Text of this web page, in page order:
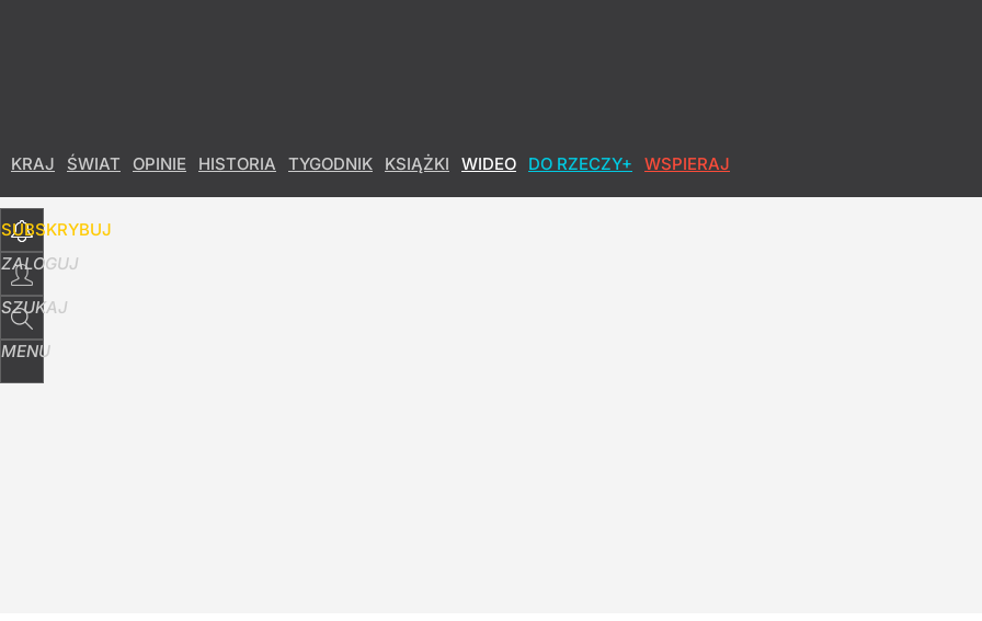
KRAJ ŚWIAT OPINIE HISTORIA TYGODNIK KSIĄŻKI WIDEO DO RZECZY+ WSPIERAJ
SUBSKRYBUJ
ZALOGUJ
SZUKAJ
MENU